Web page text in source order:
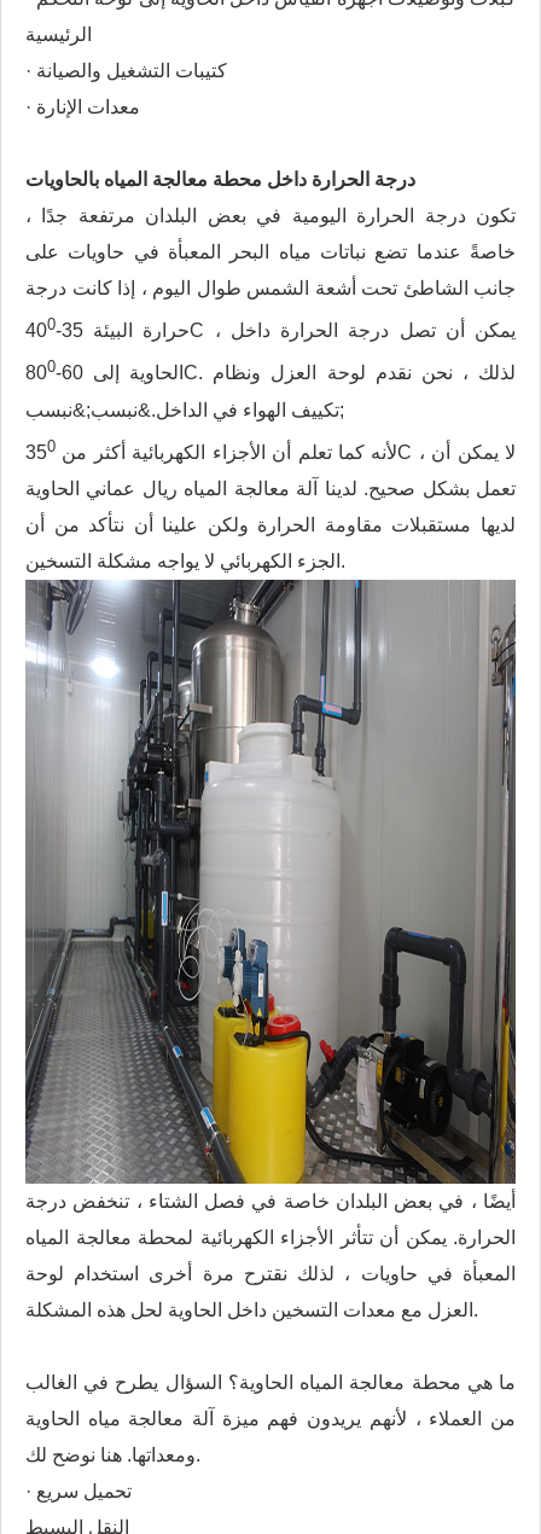
الرئيسية
· كتيبات التشغيل والصيانة
· معدات الإنارة
درجة الحرارة داخل محطة معالجة المياه بالحاويات
تكون درجة الحرارة اليومية في بعض البلدان مرتفعة جدًا ،
خاصةً عندما تضع نباتات مياه البحر المعبأة في حاويات على
جانب الشاطئ تحت أشعة الشمس طوال اليوم ، إذا كانت درجة
حرارة البيئة 35-40 0 C ، يمكن أن تصل درجة الحرارة داخل
الحاوية إلى 60-80 0
C. لذلك ، نحن نقدم لوحة العزل ونظام
تكييف الهواء في الداخل.&نبسب;&نبسب;
لأنه كما تعلم أن الأجزاء الكهربائية أكثر من 35 0
C ، لا يمكن أن
تعمل بشكل صحيح. لدينا آلة معالجة المياه ريال عماني الحاوية
لديها مستقبلات مقاومة الحرارة ولكن علينا أن نتأكد من أن
الجزء الكهربائي لا يواجه مشكلة التسخين.
أيضًا ، في بعض البلدان خاصة في فصل الشتاء ، تنخفض درجة
الحرارة. يمكن أن تتأثر الأجزاء الكهربائية لمحطة معالجة المياه
المعبأة في حاويات ، لذلك نقترح مرة أخرى استخدام لوحة
العزل مع معدات التسخين داخل الحاوية لحل هذه المشكلة.
ما هي محطة معالجة المياه الحاوية؟ السؤال يطرح في الغالب
من العملاء ، لأنهم يريدون فهم ميزة آلة معالجة مياه الحاوية
ومعداتها. هنا نوضح لك.
· تحميل سريع
النقل البسيط